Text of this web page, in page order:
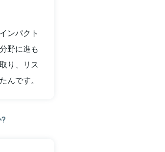
ンパクト
野に進も
り、リス
んです。